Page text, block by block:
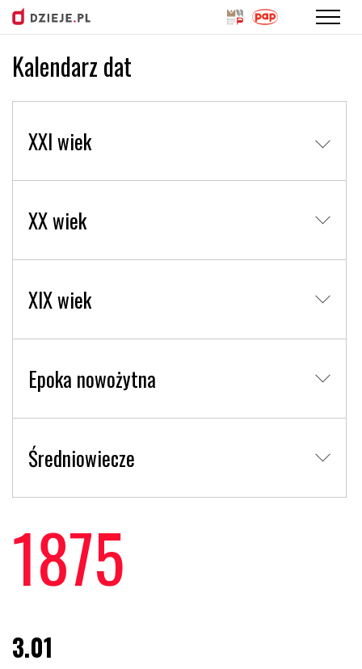
Kalendarz dat
1875
3.01
XXI wiek
XX wiek
XIX wiek
Epoka nowożytna
Średniowiecze